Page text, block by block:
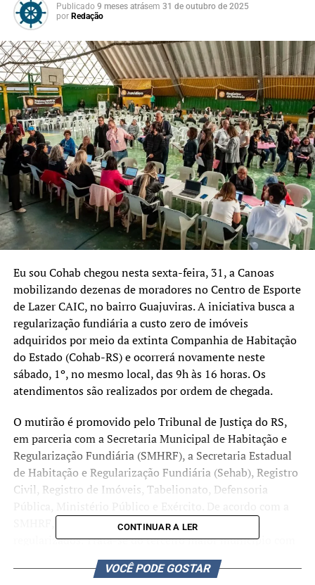
Publicado 9 meses atrásem 31 de outubro de 2025
por Redação
Eu sou Cohab chegou nesta sexta-feira, 31, a Canoas
mobilizando dezenas de moradores no Centro de Esporte
de Lazer CAIC, no bairro Guajuviras. A iniciativa busca a
regularização fundiária a custo zero de imóveis
adquiridos por meio da extinta Companhia de Habitação
do Estado (Cohab-RS) e ocorrerá novamente neste
sábado, 1º, no mesmo local, das 9h às 16 horas. Os
atendimentos são realizados por ordem de chegada.
O mutirão é promovido pelo Tribunal de Justiça do RS,
em parceria com a Secretaria Municipal de Habitação e
Regularização Fundiária (SMHRF), a Secretaria Estadual
de Habitação e Regularização Fundiária (Sehab), Registro
Civil, Registro de Imóveis, Tabelionato, Defensoria
SMHRF, Canoas tem 4.394 imóveis aptos a serem
regularizados. Trata-se do terceiro maior município com
imóveis aptos, ficando atrás apenas de Pelotas e Porto
Alegre.
CONTINUAR A LER
VOCÊ PODE GOSTAR